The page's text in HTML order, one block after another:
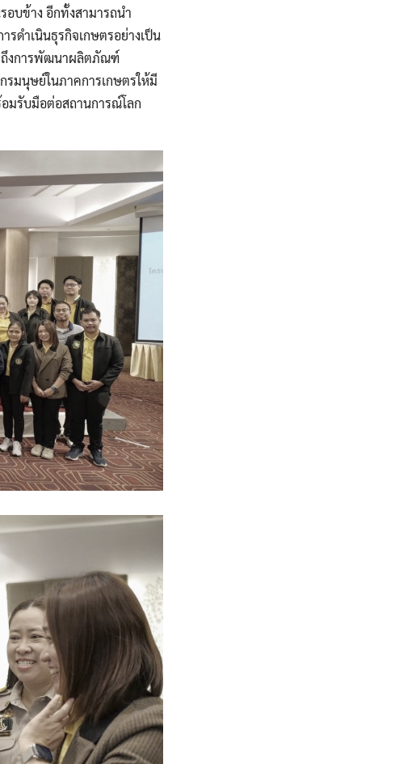
อบข้าง อีกทั้งสามารถนำ
ดำเนินธุรกิจเกษตรอย่างเป็น
มถึงการพัฒนาผลิตภัณฑ์
มนุษย์ในภาคการเกษตรให้มี
มรับมือต่อสถานการณ์โลก